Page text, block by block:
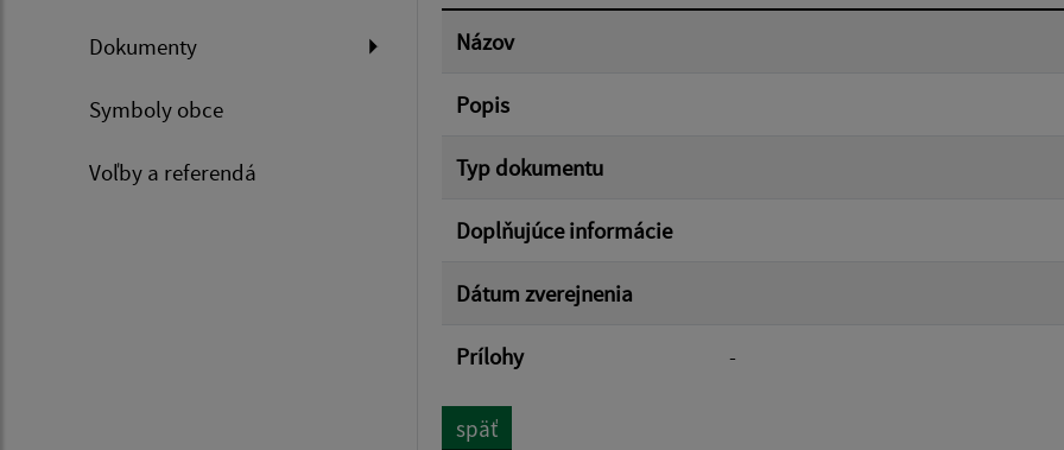
Dokumenty
Symboly obce
Voľby a referendá
Názov
Popis
Typ dokumentu
Doplňujúce informácie
Dátum zverejnenia
Prílohy -
späť